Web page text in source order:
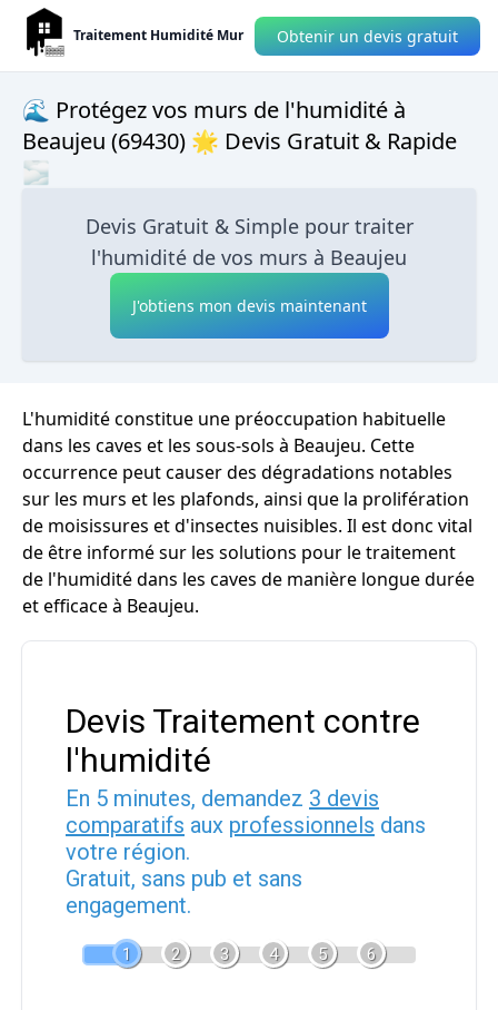
Traitement Humidité Mur Obtenir un devis gratuit
🌊 Protégez vos murs de l'humidité à
Beaujeu (69430) 🌟 Devis Gratuit & Rapide
🌫
Devis Gratuit & Simple pour traiter
l'humidité de vos murs à Beaujeu
J'obtiens mon devis maintenant
L'humidité constitue une préoccupation habituelle
dans les caves et les sous-sols à Beaujeu. Cette
occurrence peut causer des dégradations notables
sur les murs et les plafonds, ainsi que la prolifération
de moisissures et d'insectes nuisibles. Il est donc vital
de être informé sur les solutions pour le traitement
de l'humidité dans les caves de manière longue durée
et efficace à Beaujeu.
Devis Traitement contre
l'humidité
En 5 minutes, demandez 3 devis
comparatifs aux professionnels dans
votre région.
Gratuit, sans pub et sans
engagement.
1 2 3 4 5 6